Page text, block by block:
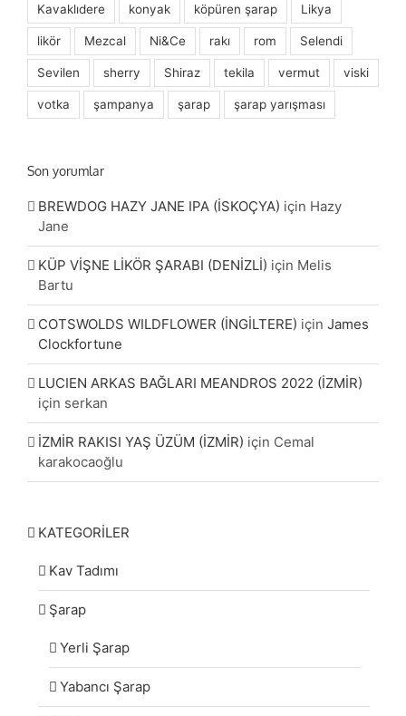
Kavaklıdere konyak köpüren şarap Likya
likör Mezcal Ni&Ce rakı rom Selendi
Sevilen sherry Shiraz tekila vermut viski
votka şampanya şarap şarap yarışması
Son yorumlar
BREWDOG HAZY JANE IPA (İSKOÇYA) için Hazy
Jane
KÜP VİŞNE LİKÖR ŞARABI (DENİZLİ) için Melis
Bartu
COTSWOLDS WILDFLOWER (İNGİLTERE) için James
Clockfortune
LUCIEN ARKAS BAĞLARI MEANDROS 2022 (İZMİR)
için serkan
İZMİR RAKISI YAŞ ÜZÜM (İZMİR) için Cemal
karakocaoğlu
KATEGORİLER
Kav Tadımı
Şarap
Yerli Şarap
Yabancı Şarap